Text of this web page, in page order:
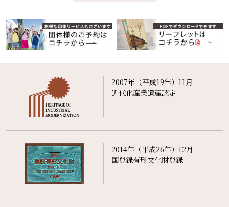
2007年（平成19年）11月
近代化産業遺産認定
2014年（平成26年）12月
国登録有形文化財登録